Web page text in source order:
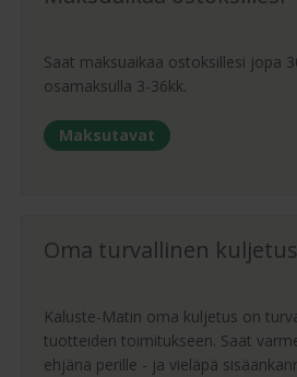
Saat maksuaikaa ostoksillesi jopa
osamaksulla 3-36kk.
Maksutavat
Oma turvallinen kuljetus
Kaluste-Matin oma kuljetus on
tuotteiden toimitukseen. Saat
ehjänä perille - ja vieläpä